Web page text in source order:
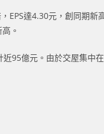
達4.30元，創同期
。
95億元。由於交屋集中